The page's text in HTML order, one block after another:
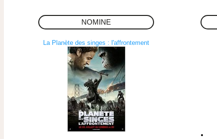
NOMINE
La Planète des singes : l'affrontement